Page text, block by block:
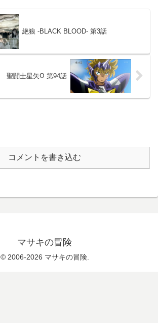
絶狼 -BLACK BLOOD- 第3話
聖闘士星矢Ω 第94話
コメントを書き込む
マサキの冒険
© 2006-2026 マサキの冒険.